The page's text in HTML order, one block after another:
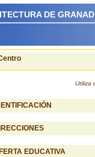
DE
Utiliza
EDUCATIVA